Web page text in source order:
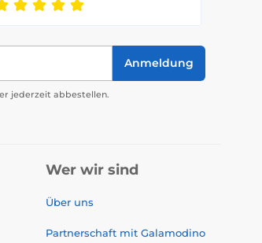
Anmeldung
jederzeit abbestellen.
Wer wir sind
Über uns
Partnerschaft mit Galamodino